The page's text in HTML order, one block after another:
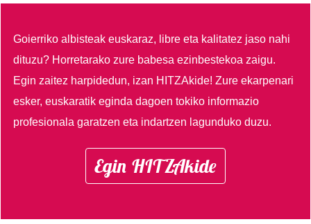
Goierriko albisteak euskaraz, libre eta kalitatez jaso nahi
dituzu? Horretarako zure babesa ezinbestekoa zaigu.
Egin zaitez harpidedun, izan HITZAkide!Zure ekarpenari
esker, euskaratik eginda dagoen tokiko informazio
profesionala garatzen eta indartzen lagunduko duzu.
Egin HITZAkide